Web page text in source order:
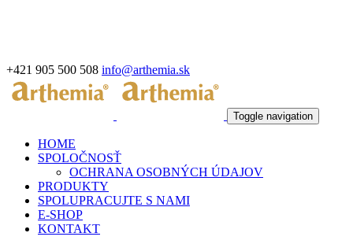
+421 905 500 508 info@arthemia.sk
Toggle navigation
HOME
SPOLOČNOSŤ
OCHRANA OSOBNÝCH ÚDAJOV
PRODUKTY
SPOLUPRACUJTE S NAMI
E-SHOP
KONTAKT